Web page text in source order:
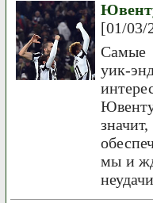
[01/03/
Самые
уик-
мы и